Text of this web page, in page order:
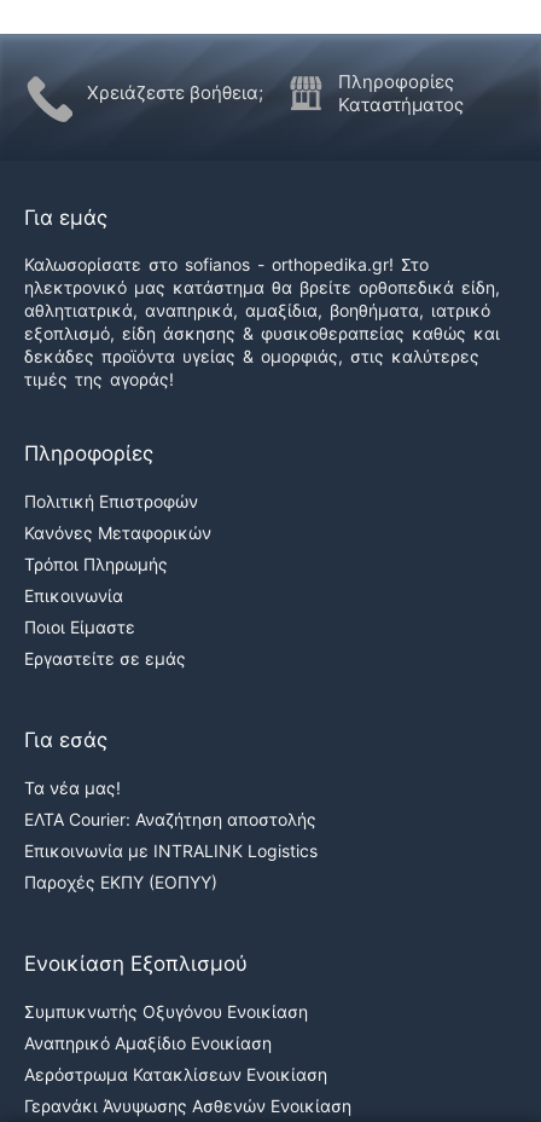
Χρειάζεστε βοήθεια;
Πληροφορίες
Καταστήματος
Για εμάς
Καλωσορίσατε στο sofianos - orthopedika.gr! Στο
ηλεκτρονικό μας κατάστημα θα βρείτε ορθοπεδικά είδη,
αθλητιατρικά, αναπηρικά, αμαξίδια, βοηθήματα, ιατρικό
εξοπλισμό, είδη άσκησης & φυσικοθεραπείας καθώς και
δεκάδες προϊόντα υγείας & ομορφιάς, στις καλύτερες
τιμές της αγοράς!
Πληροφορίες
Πολιτική Επιστροφών
Κανόνες Μεταφορικών
Τρόποι Πληρωμής
Επικοινωνία
Ποιοι Είμαστε
Εργαστείτε σε εμάς
Για εσάς
Τα νέα μας!
ΕΛΤΑ Courier: Αναζήτηση αποστολής
Επικοινωνία με INTRALINK Logistics
Παροχές ΕΚΠΥ (ΕΟΠΥΥ)
Ενοικίαση Εξοπλισμού
Συμπυκνωτής Οξυγόνου Ενοικίαση
Αναπηρικό Αμαξίδιο Ενοικίαση
Αερόστρωμα Κατακλίσεων Ενοικίαση
Γερανάκι Άνυψωσης Ασθενών Ενοικίαση